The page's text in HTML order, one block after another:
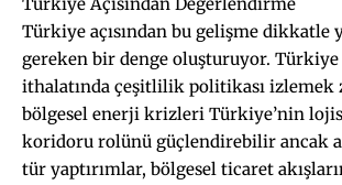
Türkiye açısından bu gelişme dikkatle
gereken bir denge oluşturuyor.
ithalatında çeşitlilik politikası izlemek
bölgesel enerji krizleri Türkiye’nin
koridoru rolünü güçlendirebilir ancak
tür yaptırımlar, bölgesel ticaret